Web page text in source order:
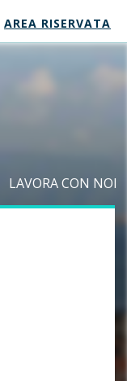
AREA RISERVATA
LAVORA CON NOI